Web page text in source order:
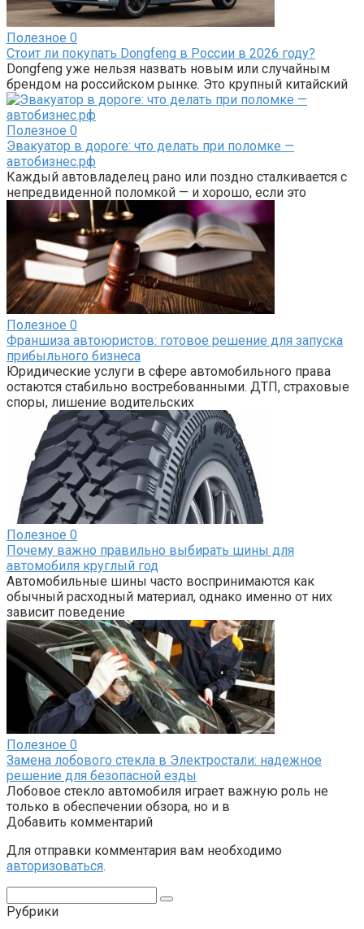
Полезное 0
Стоит ли покупать Dongfeng в России в 2026 году?
Dongfeng уже нельзя назвать новым или случайным
брендом на российском рынке. Это крупный китайский
Полезное 0
Эвакуатор в дороге: что делать при поломке —
автобизнес.рф
Каждый автовладелец рано или поздно сталкивается с
непредвиденной поломкой — и хорошо, если это
Полезное 0
Франшиза автоюристов: готовое решение для запуска
прибыльного бизнеса
Юридические услуги в сфере автомобильного права
остаются стабильно востребованными. ДТП, страховые
споры, лишение водительских
Полезное 0
Почему важно правильно выбирать шины для
автомобиля круглый год
Автомобильные шины часто воспринимаются как
обычный расходный материал, однако именно от них
зависит поведение
Полезное 0
Замена лобового стекла в Электростали: надежное
решение для безопасной езды
Лобовое стекло автомобиля играет важную роль не
только в обеспечении обзора, но и в
Добавить комментарий
Для отправки комментария вам необходимо
авторизоваться.
Рубрики